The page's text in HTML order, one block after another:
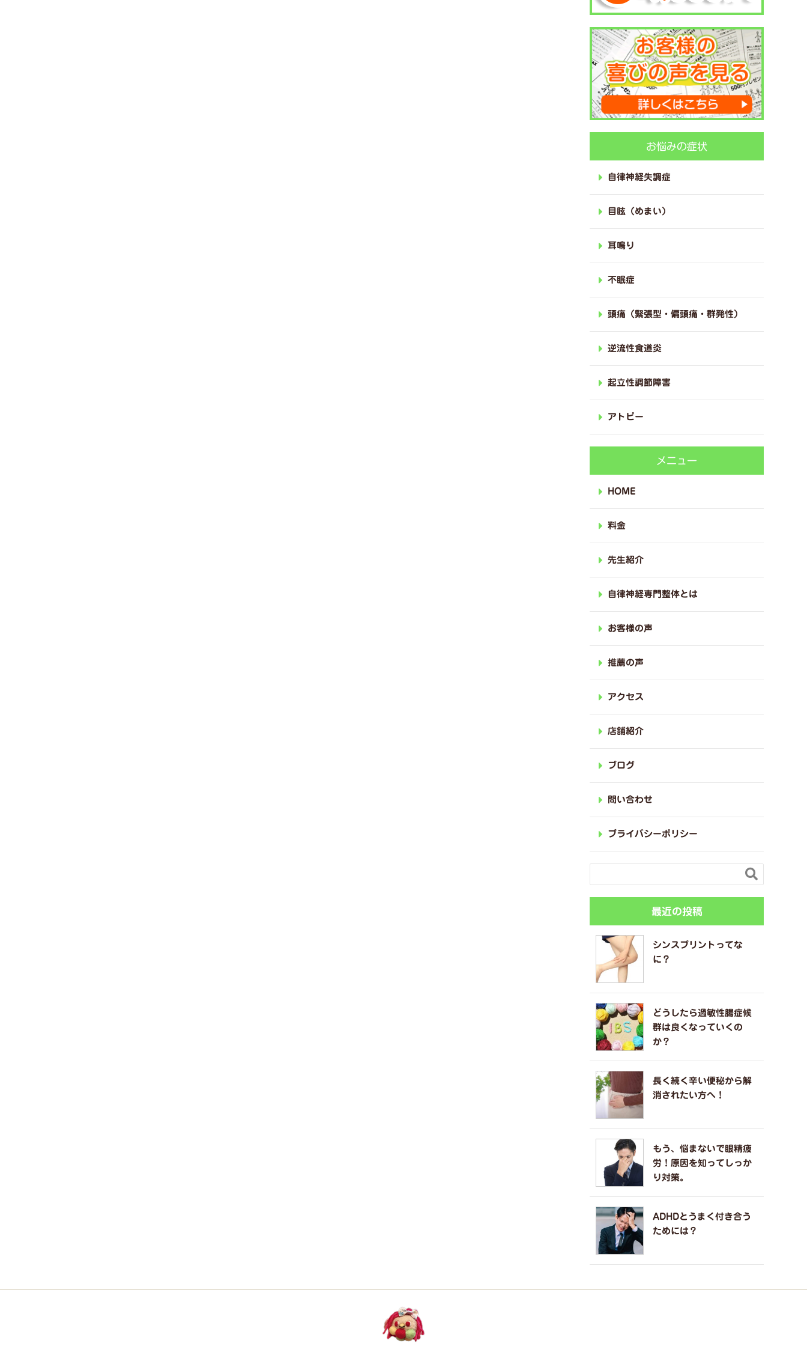
お悩みの症状
自律神経失調症
目眩（めまい）
耳鳴り
不眠症
頭痛（緊張型・偏頭痛・群発性）
逆流性食道炎
起立性調節障害
アトピー
メニュー
HOME
料金
先生紹介
自律神経専門整体とは
お客様の声
推薦の声
アクセス
店舗紹介
ブログ
問い合わせ
プライバシーポリシー

最近の投稿
シンスプリントってな
に？
どうしたら過敏性腸症候
群は良くなっていくの
か？
長く続く辛い便秘から解
消されたい方へ！
もう、悩まないで眼精疲
労！原因を知ってしっか
り対策。
ADHDとうまく付き合う
ためには？